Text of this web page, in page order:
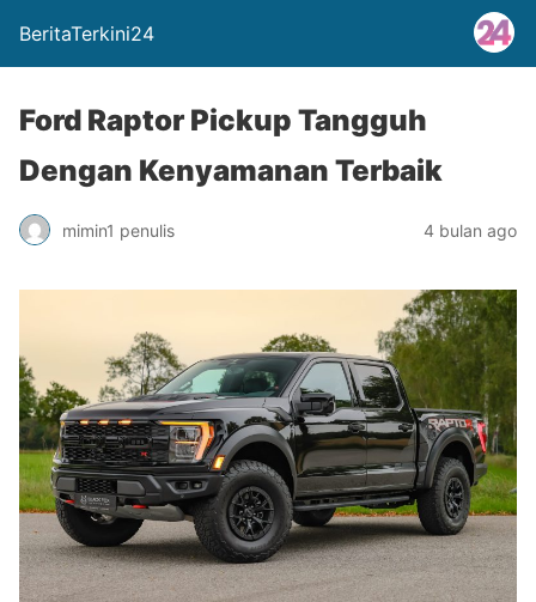
BeritaTerkini24
Ford Raptor Pickup Tangguh
Dengan Kenyamanan Terbaik
mimin1 penulis 4 bulan ago